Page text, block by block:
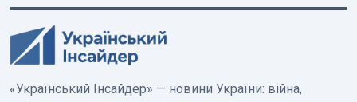
«Український Інсайдер» — новини України: війна,